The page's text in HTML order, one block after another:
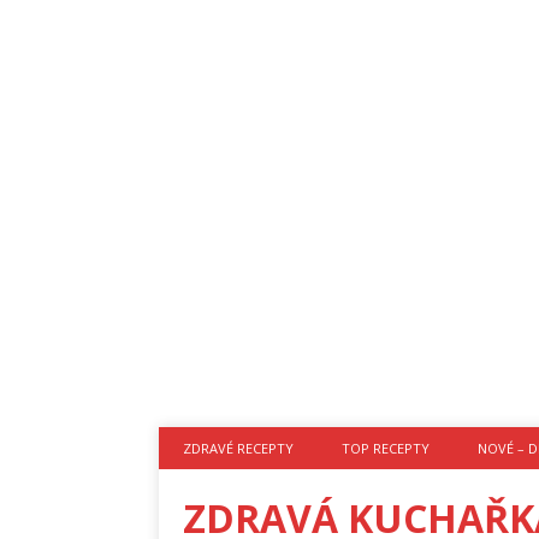
ZDRAVÉ RECEPTY TOP RECEPTY NOVÉ –
ZDRAVÁ